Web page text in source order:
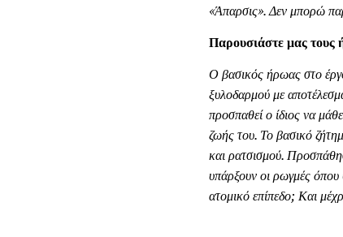
«Άπαρσις». Δεν μπορώ
Παρουσιάστε μας τους
Ο βασικός ήρωας στο
ξυλοδαρμού με
προσπαθεί ο ίδιος να
ζωής του. Το βασικό
και ρατσισμού.
υπάρξουν οι ρωγμές όπου
ατομικό επίπεδο; Και